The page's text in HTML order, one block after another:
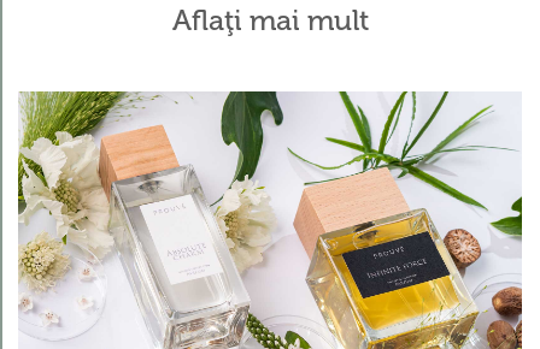
Aflaţi mai mult